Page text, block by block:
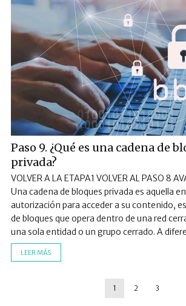
Paso 9. ¿Qué es una cadena de
privada?
VOLVER A LA ETAPA1 VOLVER AL PASO 8
Una cadena de bloques privada es aquella
autorización para acceder a su contenido,
de bloques que opera dentro de una red
una sola entidad o un grupo cerrado. A
LEER MÁS
1 2 3